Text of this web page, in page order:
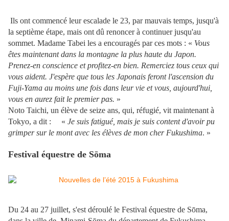
Ils ont commencé leur escalade le 23, par mauvais temps, jusqu'à
la septième étape, mais ont dû renoncer à continuer jusqu'au
sommet. Madame Tabei les a encouragés par ces mots : « Vous
êtes maintenant dans la montagne la plus haute du Japon.
Prenez-en conscience et profitez-en bien. Remerciez tous ceux qui
vous aident. J'espère que tous les Japonais feront l'ascension du
Fuji-Yama au moins une fois dans leur vie et vous, aujourd'hui,
vous en aurez fait le premier pas. »
Noto Taichi, un élève de seize ans, qui, réfugié, vit maintenant à
Tokyo, a dit : « Je suis fatigué, mais je suis content d'avoir pu
grimper sur le mont avec les élèves de mon cher Fukushima. »
Festival équestre de Sōma
Du 24 au 27 juillet, s'est déroulé le Festival équestre de Sōma,